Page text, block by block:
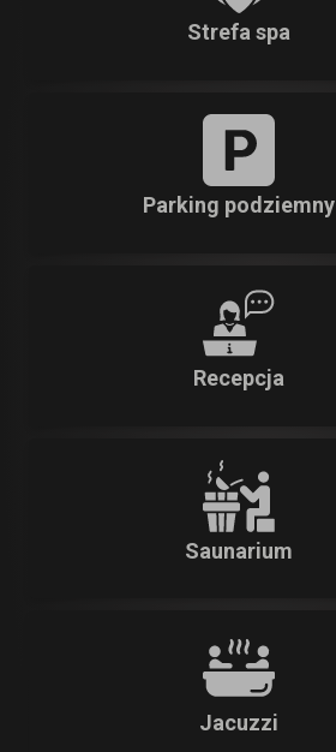
Strefa spa
Parking podziemny
Recepcja
Saunarium
Jacuzzi